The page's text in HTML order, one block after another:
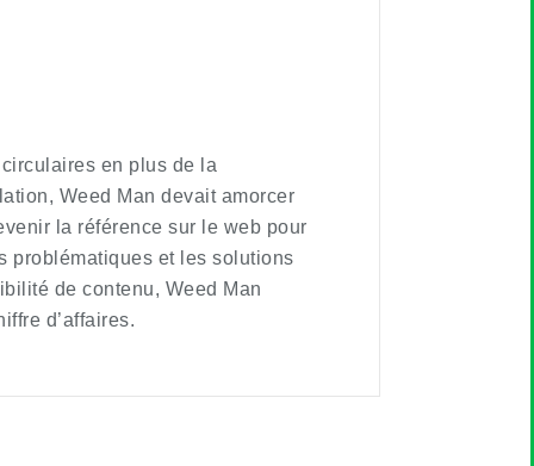
en plus de la
Weed Man devait amorcer
la référence sur le web pour
problématiques et les solutions
de contenu, Weed Man
d’affaires.